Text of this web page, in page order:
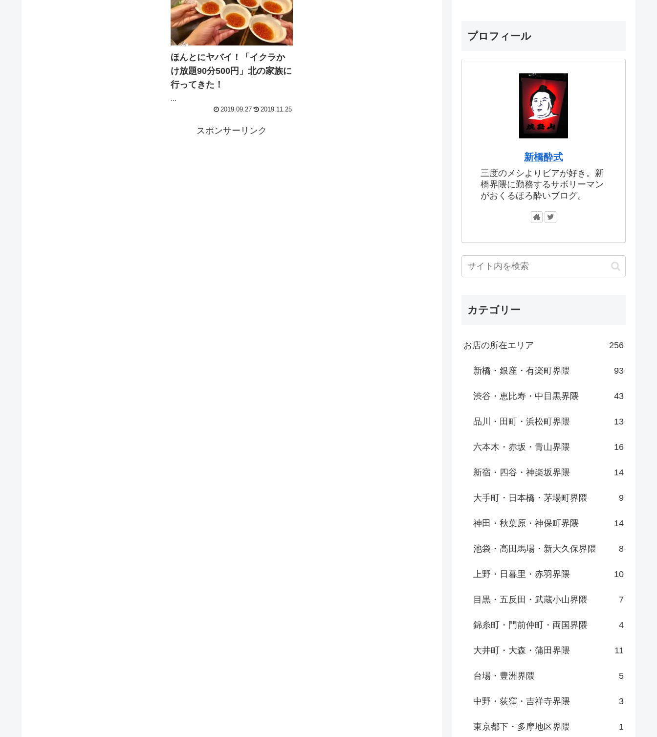
ほんとにヤバイ！「イクラか
け放題90分500円」北の家族に
行ってきた！
2019.09.27 2019.11.25
スポンサーリンク
プロフィール
新橋酔式
三度のメシよりビアが好き。新
橋界隈に勤務するサボリーマン
がおくるほろ酔いブログ。
カテゴリー
お店の所在エリア 256
新橋・銀座・有楽町界隈 93
渋谷・恵比寿・中目黒界隈 43
品川・田町・浜松町界隈 13
六本木・赤坂・青山界隈 16
新宿・四谷・神楽坂界隈 14
大手町・日本橋・茅場町界隈 9
神田・秋葉原・神保町界隈 14
池袋・高田馬場・新大久保界隈 8
上野・日暮里・赤羽界隈 10
目黒・五反田・武蔵小山界隈 7
錦糸町・門前仲町・両国界隈 4
大井町・大森・蒲田界隈 11
台場・豊洲界隈 5
中野・荻窪・吉祥寺界隈 3
東京都下・多摩地区界隈 1